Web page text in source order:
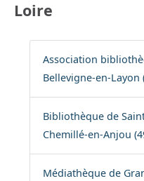
Loire
Association
Bellevigne-en-Layon
Bibliothèque de
Chemillé-en-Anjou
Médiathèque de